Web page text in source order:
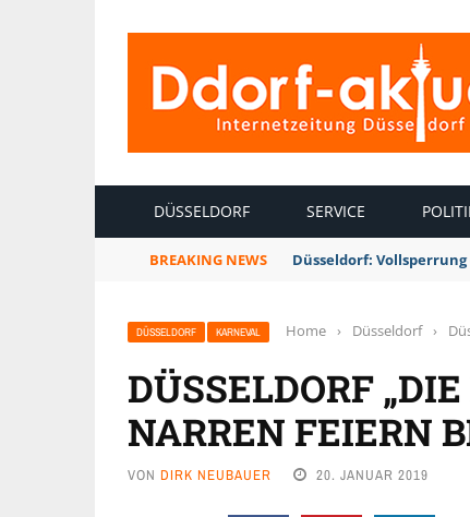
DÜSSELDORF SERVICE
BREAKING NEWS Düsseldorf:
DÜSSELDORF KARNEVAL Home › Düsseldorf ›
DÜSSELDORF
NARREN FEIERN
VON DIRK NEUBAUER 20. JANUAR 2019